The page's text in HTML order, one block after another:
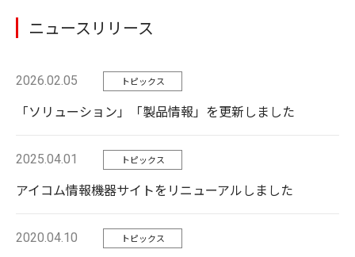
ニュースリリース
2026.02.05 トピックス
「ソリューション」「製品情報」を更新しました
2025.04.01 トピックス
アイコム情報機器サイトをリニューアルしました
2020.04.10 トピックス